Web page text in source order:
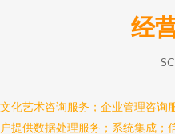
经
文化艺术咨询服务；企业管理咨询
户提供数据处理服务；系统集成；